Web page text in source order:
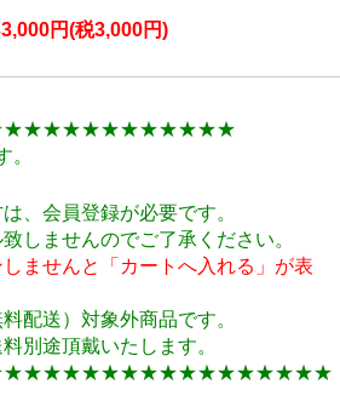
円(税3,000円)
。
、会員登録が必要です。
しませんのでご了承ください。
ませんと「カートへ入れる」が表
配送）対象外商品です。
別途頂戴いたします。